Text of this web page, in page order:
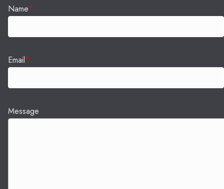
Name*
Email*
Message